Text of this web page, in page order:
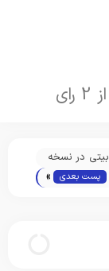
آموزش اجرای نرم افزار های 16 بیتی در نسخه
پست بعدی »